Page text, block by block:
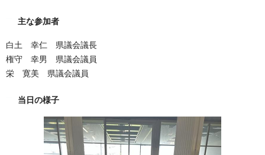
主な参加者
白土 幸仁 県議会議長
権守 幸男 県議会議員
栄 寛美 県議会議員
当日の様子